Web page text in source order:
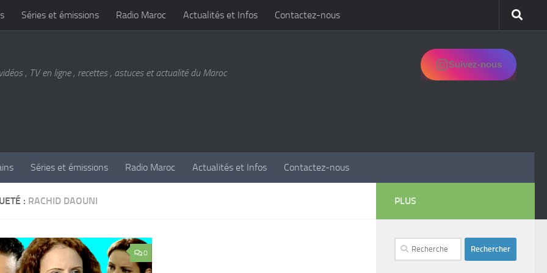
Séries et émissions Radio Maroc Actualités et Infos Contactez-nous
, TV en ligne , recettes , astuces et actualité du Maroc
Suivez-nous
Séries et émissions Radio Maroc Actualités et Infos Contactez-nous
: RACHID DAOUNI
0
PLUS
Rechercher :